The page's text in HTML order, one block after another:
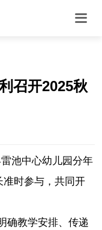
召开2025秋
池中心幼儿园分年
时参与，共同开
确教学安排、传递